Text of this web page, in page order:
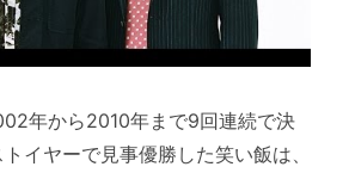
年から2010年まで9回連続で決
イヤーで見事優勝した笑い飯は、